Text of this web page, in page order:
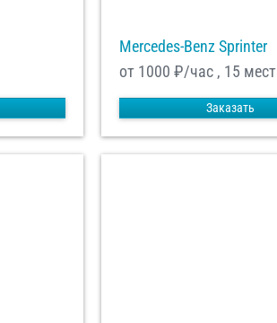
Mercedes-Benz Sprinter
от 1000 ₽/час , 15 мест
Заказать